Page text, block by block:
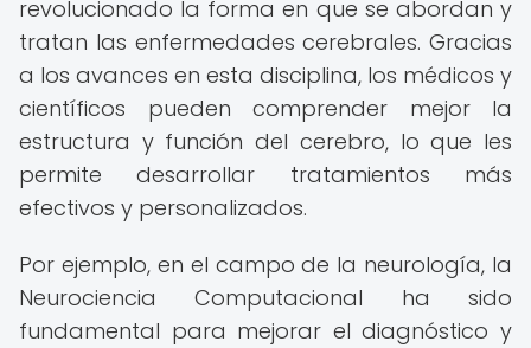
revolucionado la forma en que se abordan y
tratan las enfermedades cerebrales. Gracias
a los avances en esta disciplina, los médicos y
científicos pueden comprender mejor la
estructura y función del cerebro, lo que les
permite desarrollar tratamientos más
efectivos y personalizados.
Por ejemplo, en el campo de la neurología, la
Neurociencia Computacional ha sido
fundamental para mejorar el diagnóstico y